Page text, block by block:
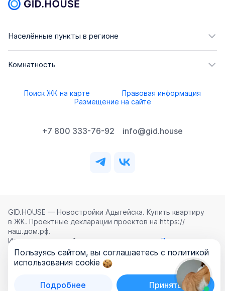
Населённые пункты в регионе
Комнатность
Поиск ЖК на карте
Правовая информация
Размещение на сайте
+7 800 333-76-92 info@gid.house
GID.HOUSE — Новостройки Адыгейска. Купить квартиру
в ЖК. Проектные декларации проектов на https://
наш.дом.рф.
Использование сайта означает согласие с
Лицензионным
соглашением
,Политикой конфиденциальностии
Политикой обработки персональных данных
ООО «ГИД.ХАУЗ»
Пользуясь сайтом, вы соглашаетесь с политикой
использования cookie
Подробнее Принять